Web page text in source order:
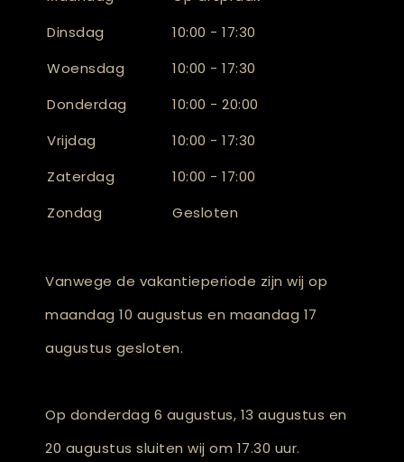
Dinsdag
10:00 - 17:30
Woensdag
10:00 - 17:30
Donderdag
10:00 - 20:00
Vrijdag
10:00 - 17:30
Zaterdag
10:00 - 17:00
Zondag
Gesloten
Vanwege de vakantieperiode zijn wij op
maandag 10 augustus en maandag 17
augustus gesloten.
Op donderdag 6 augustus, 13 augustus en
20 augustus sluiten wij om 17.30 uur.